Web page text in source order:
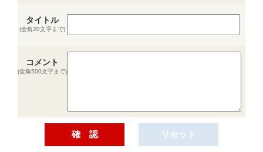
タイトル
(全角20文字まで)
コメント
(全角500文字まで)